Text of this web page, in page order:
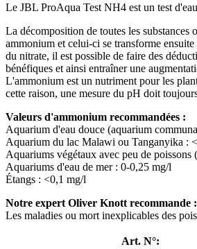
Le JBL ProAqua Test NH4 est un test
La décomposition de toutes les substances
ammonium et celui-ci se transforme
du nitrate, il est possible de faire des
bénéfiques et ainsi entraîner une
L'ammonium est un nutriment pour les
cette raison, une mesure du pH doit
Valeurs d'ammonium recommandées :
Aquarium d'eau douce (aquarium
Aquarium du lac Malawi ou Tanganyika :
Aquariums végétaux avec peu de poissons
Aquariums d'eau de mer : 0-0,25 mg/l
Étangs : <0,1 mg/l
Notre expert Oliver Knott recommande :
Les maladies ou mort inexplicables des
Art. N°: